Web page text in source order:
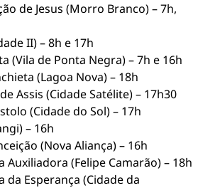
de Jesus (Morro Branco) – 7h,
II) – 8h e 17h
(Vila de Ponta Negra) – 7h e 16h
(Lagoa Nova) – 18h
Assis (Cidade Satélite) – 17h30
(Cidade do Sol) – 17h
– 16h
(Nova Aliança) – 16h
Auxiliadora (Felipe Camarão) – 18h
da Esperança (Cidade da